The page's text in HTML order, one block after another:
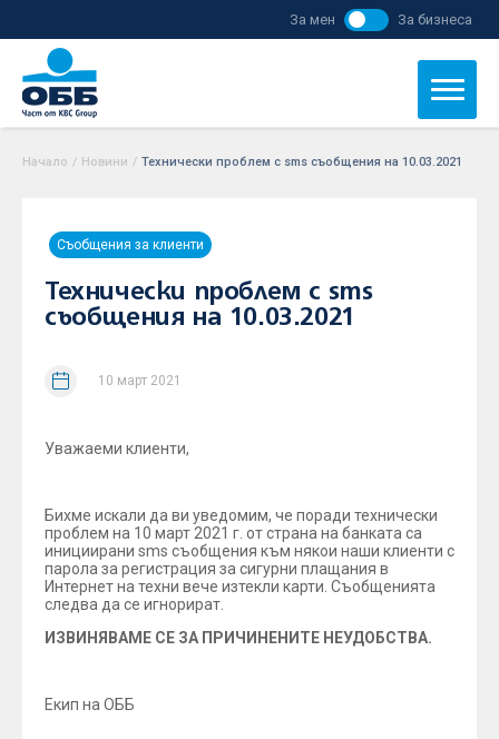
За мен За бизнеса
Начало / Новини / Технически проблем с sms съобщения на 10.03.2021
Съобщения за клиенти
Технически проблем с sms
съобщения на 10.03.2021
10 март 2021
Уважаеми клиенти,
Бихме искали да ви уведомим, че поради технически
проблем на 10 март 2021 г. от страна на банката са
инициирани sms съобщения към някои наши клиенти с
парола за регистрация за сигурни плащания в
Интернет на техни вече изтекли карти. Съобщенията
следва да се игнорират.
ИЗВИНЯВАМЕ СЕ ЗА ПРИЧИНЕНИТЕ НЕУДОБСТВА.
Екип на ОББ